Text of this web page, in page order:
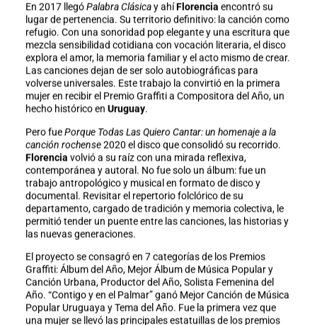
En 2017 llegóPalabra Clásicay ahíFlorencia encontró su
lugar de pertenencia. Su territorio definitivo: la canción como
refugio. Con una sonoridad pop elegante y una escritura que
mezcla sensibilidad cotidiana con vocación literaria, el disco
explora el amor, la memoria familiar y el acto mismo de crear.
Las canciones dejan de ser solo autobiográficas para
volverse universales. Este trabajo la convirtió en la primera
mujer en recibir el Premio Graffiti a Compositora del Año, un
hecho histórico en Uruguay.
Pero fuePorque Todas Las Quiero Cantar: un homenaje a la
canción rochense2020 el disco que consolidó su recorrido.
Florencia volvió a su raíz con una mirada reflexiva,
contemporánea y autoral. No fue solo un álbum: fue un
trabajo antropológico y musical en formato de disco y
documental. Revisitar el repertorio folclórico de su
departamento, cargado de tradición y memoria colectiva, le
permitió tender un puente entre las canciones, las historias y
las nuevas generaciones.
El proyecto se consagró en 7 categorías de los Premios
Graffiti: Álbum del Año, Mejor Álbum de Música Popular y
Canción Urbana, Productor del Año, Solista Femenina del
Año. “Contigo y en el Palmar” ganó Mejor Canción de Música
Popular Uruguaya y Tema del Año. Fue la primera vez que
una mujer se llevó las principales estatuillas de los premios